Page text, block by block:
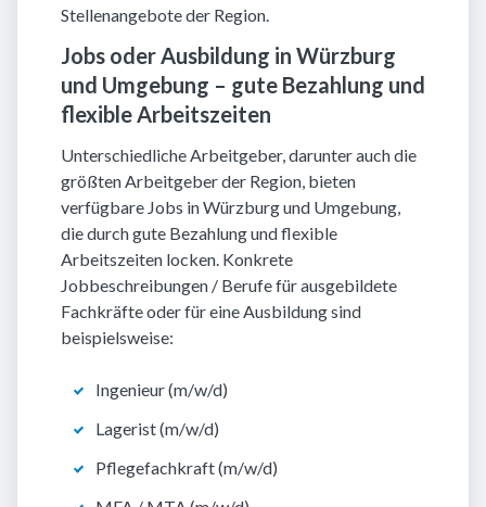
Stellenangebote der Region.
Jobs oder Ausbildung in Würzburg
und Umgebung – gute Bezahlung und
flexible Arbeitszeiten
Unterschiedliche Arbeitgeber, darunter auch die
größten Arbeitgeber der Region, bieten
verfügbare Jobs in Würzburg und Umgebung,
die durch gute Bezahlung und flexible
Arbeitszeiten locken. Konkrete
Jobbeschreibungen / Berufe für ausgebildete
Fachkräfte oder für eine Ausbildung sind
beispielsweise:
Ingenieur (m/w/d)
Lagerist (m/w/d)
Pflegefachkraft (m/w/d)